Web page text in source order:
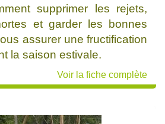
supprimer les rejets,
et garder les bonnes
assurer une fructification
la saison estivale.
Voir la fiche complète